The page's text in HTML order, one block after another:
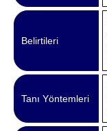
Belirtileri
Tanı Yöntemleri